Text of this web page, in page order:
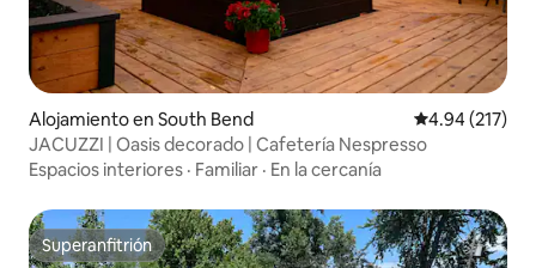
Alojamiento en South Bend Calificación
4.94 (217)
JACUZZI | Oasis decorado | Cafetería Nespresso
Espacios interiores · Familiar · En la cercanía
Superanfitrión
Superanfitrión